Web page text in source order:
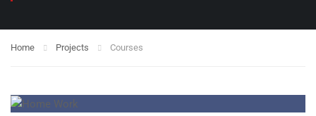
Home Projects Courses